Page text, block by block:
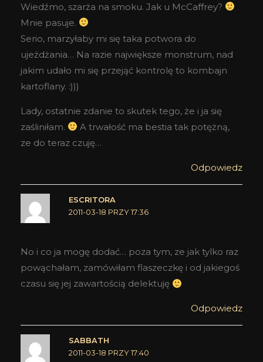
Wiedźmo, szarża na smoku. Jak u McCaffrey?
Mnie pasuje.
Serio, marzyłaby mi się taka potwora do
ujeżdżania… Na razie największe monstrum, nad
jakim udało mi się przejąć kontrolę to kombajn
kartoflany. :)))
Lady, ostatnie zdanie to skutek tego, że i ja się
zaśliniłam.
A trwałość ma bestia tak potężną,
ze do teraz czuję…
Odpowiedz
ESCRITORA
2011-03-18 PRZY 17:36
No i co ja mogę dodać… poza tym, ze jak tylko raz
powąchałam, zamówiłam flaszeczkę i od jakiegoś
czasu się jej zawartością delektuję
Odpowiedz
SABBATH
2011-03-18 PRZY 17:40